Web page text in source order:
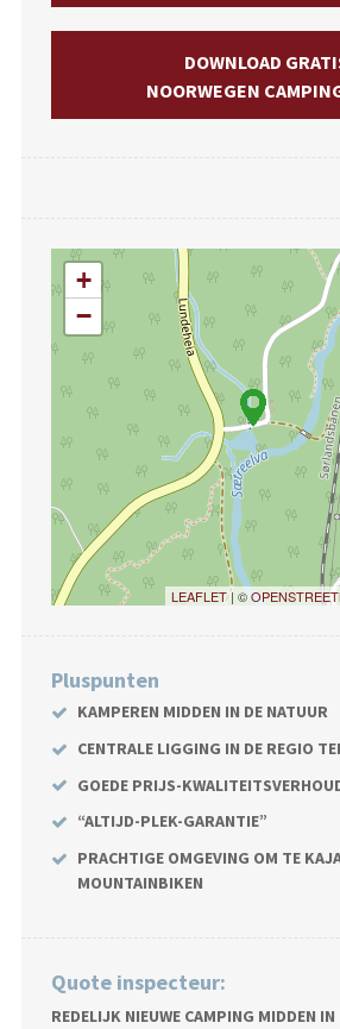
DOWNLOAD
NOORWEGEN
+
−
LEAFLET| ©
Pluspunten
KAMPEREN MIDDEN IN DE NATUUR
CENTRALE LIGGING IN DE REGIO
GOEDE PRIJS-
“ALTIJD-PLEK-GARANTIE”
PRACHTIGE OMGEVING OM TE
MOUNTAINBIKEN
Quote inspecteur:
REDELIJK NIEUWE CAMPING MIDDEN